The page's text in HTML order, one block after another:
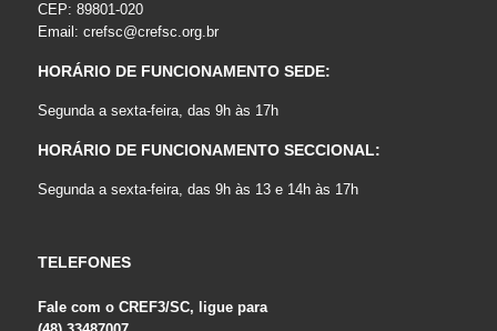
CEP: 89801-020
Email: crefsc@crefsc.org.br
HORÁRIO DE FUNCIONAMENTO SEDE:
Segunda a sexta-feira, das 9h às 17h
HORÁRIO DE FUNCIONAMENTO SECCIONAL:
Segunda a sexta-feira, das 9h às 13 e 14h às 17h
TELEFONES
Fale com o CREF3/SC, ligue para